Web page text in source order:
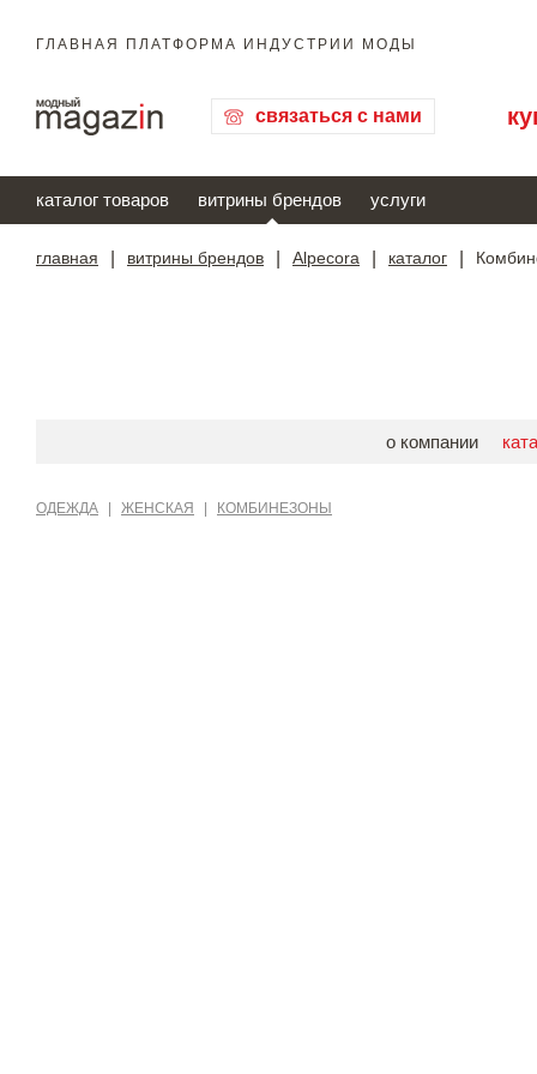
ГЛАВНАЯ ПЛАТФОРМА ИНДУСТРИИ МОДЫ
связаться с нами
каталог товаров витрины брендов услуги
главная витрины брендов Alpecora каталог
о компании
ОДЕЖДА ЖЕНСКАЯ КОМБИНЕЗОНЫ